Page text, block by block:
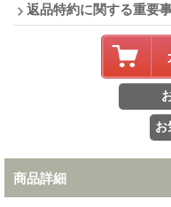
返品特約に関する重要
商品詳細